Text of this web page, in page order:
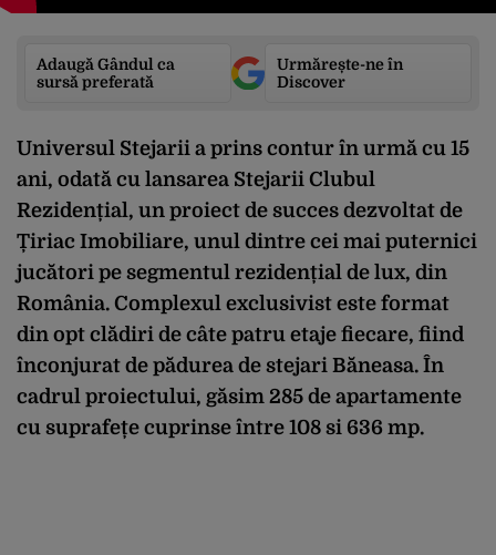
Adaugă Gândul ca
sursă preferată
Urmărește-ne în
Discover
Universul Stejarii a prins contur în urmă cu 15
ani, odată cu lansarea Stejarii Clubul
Rezidențial, un proiect de succes dezvoltat de
Țiriac Imobiliare, unul dintre cei mai puternici
jucători pe segmentul rezidențial de lux, din
România. Complexul exclusivist este format
din opt clădiri de câte patru etaje fiecare, fiind
înconjurat de pădurea de stejari Băneasa. În
cadrul proiectului, găsim 285 de apartamente
cu suprafețe cuprinse între 108 si 636 mp.